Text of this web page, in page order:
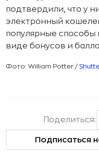
подтвердили, что у
электронный
популярные способы
виде бонусов и
Фото: William Potter /
Подписаться
Поделиться: